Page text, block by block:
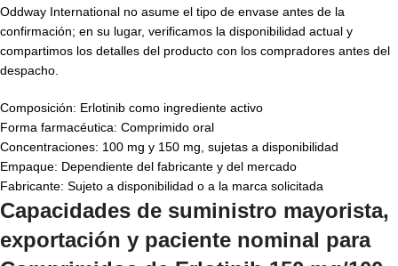
Oddway International no asume el tipo de envase antes de la
confirmación; en su lugar, verificamos la disponibilidad actual y
compartimos los detalles del producto con los compradores antes del
despacho.
Composición: Erlotinib como ingrediente activo
Forma farmacéutica: Comprimido oral
Concentraciones: 100 mg y 150 mg, sujetas a disponibilidad
Empaque: Dependiente del fabricante y del mercado
Fabricante: Sujeto a disponibilidad o a la marca solicitada
Capacidades de suministro mayorista,
exportación y paciente nominal para